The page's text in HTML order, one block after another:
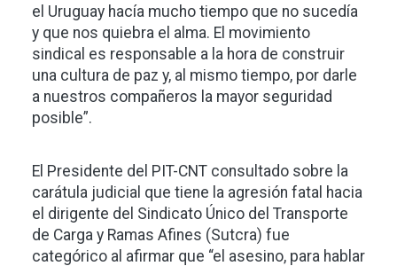
el Uruguay hacía mucho tiempo que no sucedía
y que nos quiebra el alma. El movimiento
sindical es responsable a la hora de construir
una cultura de paz y, al mismo tiempo, por darle
a nuestros compañeros la mayor seguridad
posible”.
El Presidente del PIT-CNT consultado sobre la
carátula judicial que tiene la agresión fatal hacia
el dirigente del Sindicato Único del Transporte
de Carga y Ramas Afines (Sutcra) fue
categórico al afirmar que “el asesino, para hablar